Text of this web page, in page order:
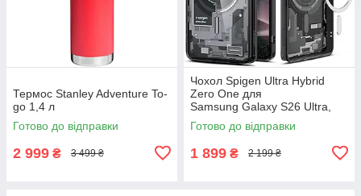
Термос Stanley Adventure To-
go 1,4 л
Готово до відправки
2 999 ₴ 3 499 ₴
Чохол Spigen Ultra Hybrid
Zero One для
Samsung Galaxy S26 Ultra,
ACS10961
Готово до відправки
1 899 ₴ 2 199 ₴